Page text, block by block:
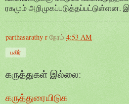
ரகமும் அறிமுகப்படுத்தப்பட்டுள்ளன.
parthasarathy r நேரம் 4:53 AM
பகிர்
கருத்துகள் இல்லை:
கருத்துரையிடுக